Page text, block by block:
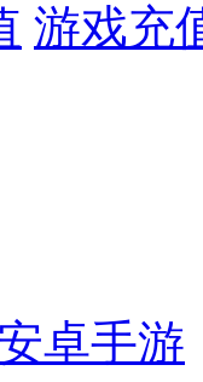
游戏充
卓手游